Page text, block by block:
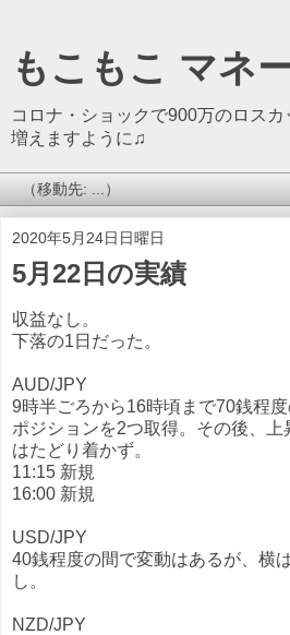
もこもこ マネ
コロナ・ショックで900万のロスカ
増えますように♫
2020年5月24日日曜日
5月22日の実績
収益なし。
下落の1日だった。
AUD/JPY
9時半ごろから16時頃まで70銭程
ポジションを2つ取得。その後、上
はたどり着かず。
11:15 新規
16:00 新規
USD/JPY
40銭程度の間で変動はあるが、横
し。
NZD/JPY